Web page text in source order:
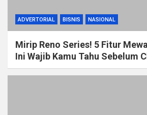
ADVERTORIAL BISNIS NASIONAL
Mirip Reno Series! 5 Fitur
Ini Wajib Kamu Tahu Sebelum